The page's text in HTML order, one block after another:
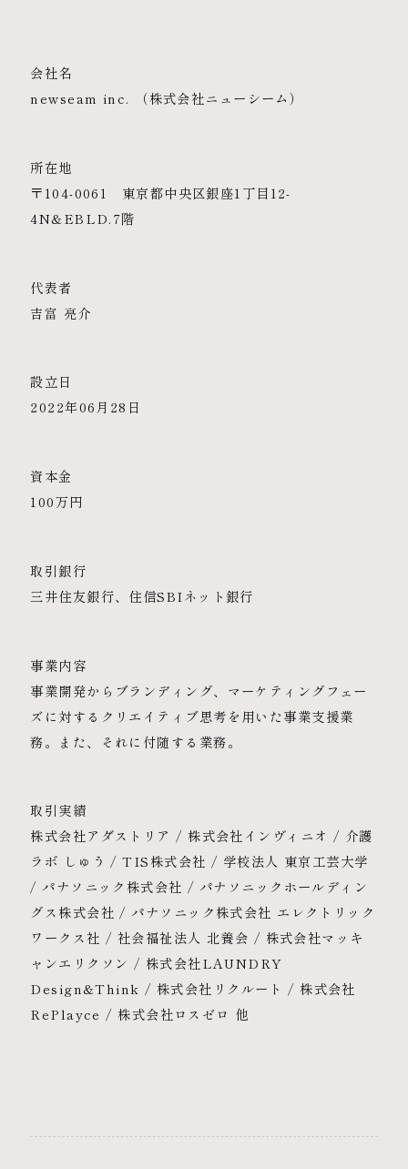
会社名
newseam inc. （株式会社ニューシーム）
所在地
〒104-0061 東京都中央区銀座1丁目12-
4N&EBLD.7階
代表者
吉富 亮介
設立日
2022年06月28日
資本金
100万円
取引銀行
三井住友銀行、住信SBIネット銀行
事業内容
事業開発からブランディング、マーケティングフェー
ズに対するクリエイティブ思考を用いた事業支援業
務。また、それに付随する業務。
取引実績
株式会社アダストリア / 株式会社インヴィニオ / 介護
ラボ しゅう / TIS株式会社 / 学校法人 東京工芸大学
/ パナソニック株式会社 / パナソニックホールディン
グス株式会社 / パナソニック株式会社 エレクトリック
ワークス社 / 社会福祉法人 北養会 / 株式会社マッキ
ャンエリクソン / 株式会社LAUNDRY
Design&Think / 株式会社リクルート / 株式会社
RePlayce / 株式会社ロスゼロ 他